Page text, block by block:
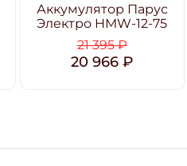
Аккумулятор Парус
Электро HMW-12-75
21 395 ₽
20 966 ₽